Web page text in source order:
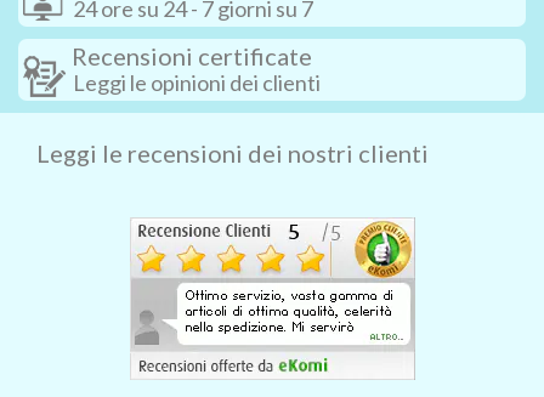
24 ore su 24 - 7 giorni su 7
Recensioni certificate
Leggi le opinioni dei clienti
Leggi le recensioni dei nostri clienti